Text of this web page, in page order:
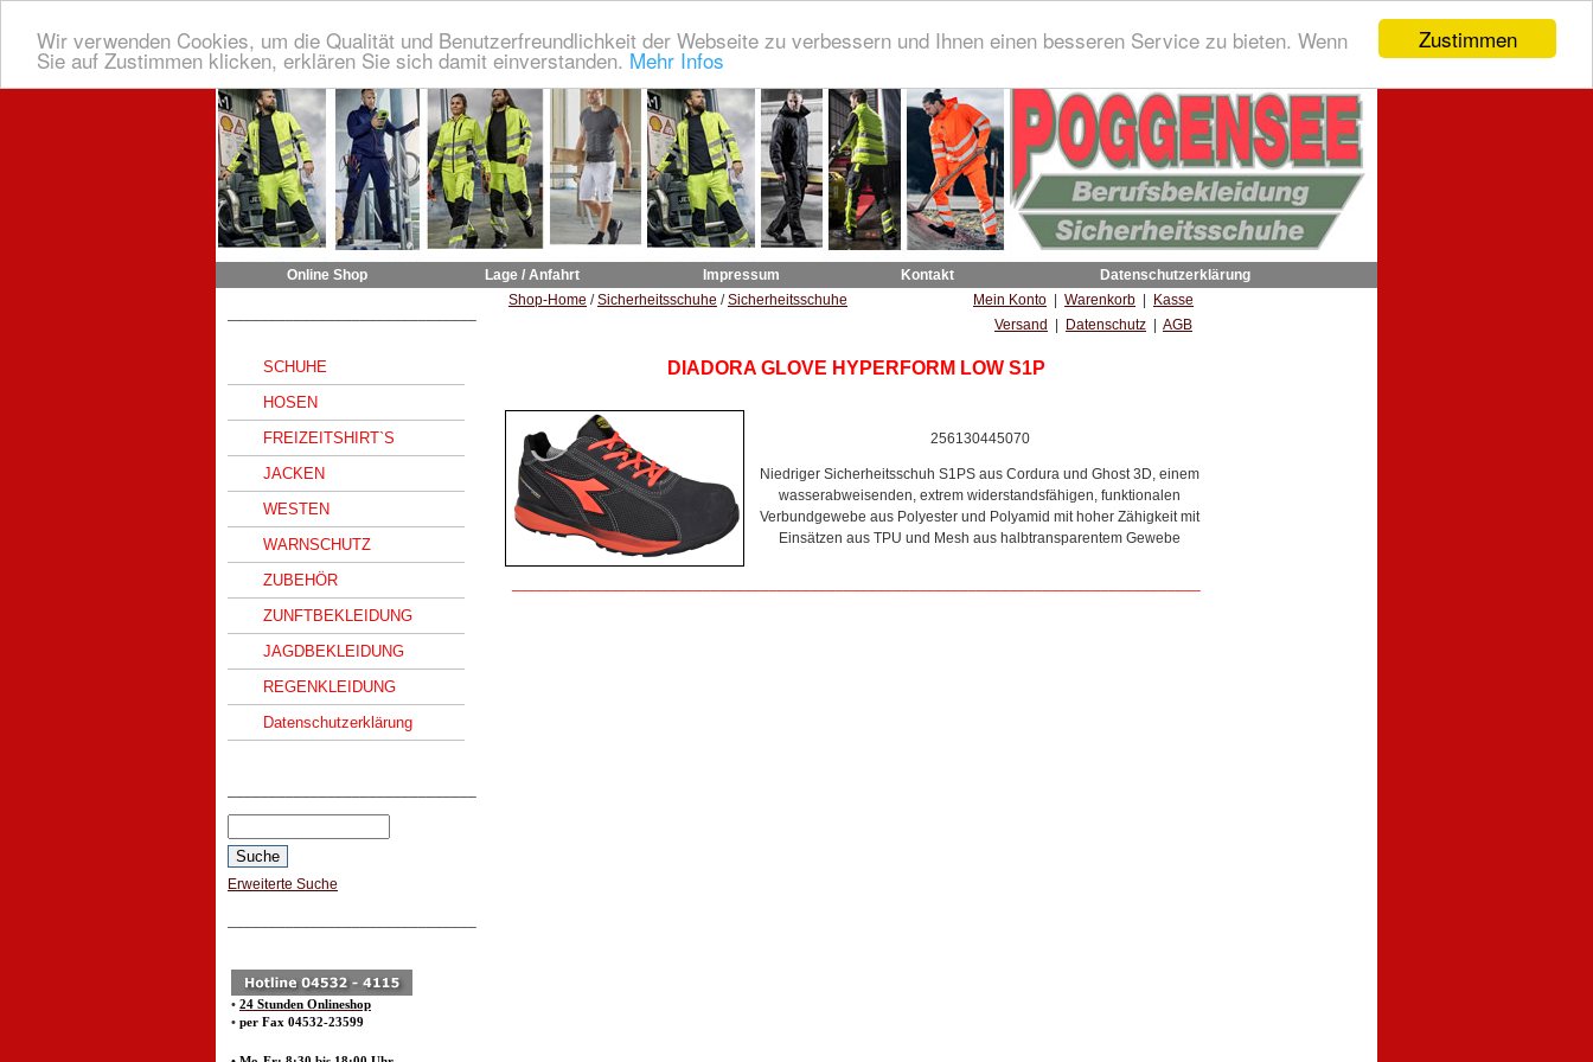
Zustimmen
Wir verwenden Cookies, um die Qualität und Benutzerfreundlichkeit der Webseite zu verbessern und Ihnen einen besseren Service zu bieten. Wenn
Sie auf Zustimmen klicken, erklären Sie sich damit einverstanden. Mehr Infos
Online Shop Lage / Anfahrt Impressum Kontakt Datenschutzerklärung
SCHUHE
HOSEN
FREIZEITSHIRT`S
JACKEN
WESTEN
WARNSCHUTZ
ZUBEHÖR
ZUNFTBEKLEIDUNG
JAGDBEKLEIDUNG
REGENKLEIDUNG
Datenschutzerklärung
Erweiterte Suche
• 24 Stunden Onlineshop
• per Fax 04532-23599
Shop-Home /Sicherheitsschuhe /Sicherheitsschuhe Mein Konto Warenkorb
Kasse
Versand
Datenschutz AGB
DIADORA GLOVE HYPERFORM LOW S1P
256130445070
Niedriger Sicherheitsschuh S1PS aus Cordura und Ghost 3D, einem
wasserabweisenden, extrem widerstandsfähigen, funktionalen
Verbundgewebe aus Polyester und Polyamid mit hoher Zähigkeit mit
Einsätzen aus TPU und Mesh aus halbtransparentem Gewebe